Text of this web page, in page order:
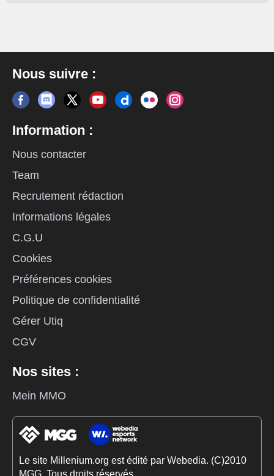
Nous suivre :
Information :
Nous contacter
Team
Recrutement rédaction
Informations légales
C.G.U
Cookies
Préférences cookies
Politique de confidentialité
Gérer Utiq
CGV
Nos sites :
Mein MMO
Le site Millenium.org est édité par Webedia. (C)2010
MGG. Tous droits réservés